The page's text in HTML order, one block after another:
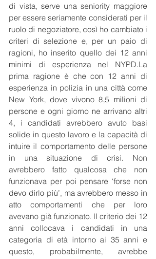
di vista, serve una seniority maggiore
per essere seriamente considerati per il
ruolo di negoziatore, così ho cambiato i
criteri di selezione e, per un paio di
ragioni, ho inserito quello dei 12 anni
minimi di esperienza nel NYPD.La
prima ragione è che con 12 anni di
esperienza in polizia in una città come
New York, dove vivono 8,5 milioni di
persone e ogni giorno ne arrivano altri
4, i candidati avrebbero avuto basi
solide in questo lavoro e la capacità di
intuire il comportamento delle persone
in una situazione di crisi. Non
avrebbero fatto qualcosa che non
funzionava per poi pensare ‘forse non
devo dirlo più’, ma avrebbero messo in
atto comportamenti che per loro
avevano già funzionato. Il criterio dei 12
anni collocava i candidati in una
categoria di età intorno ai 35 anni e
questo, probabilmente, avrebbe